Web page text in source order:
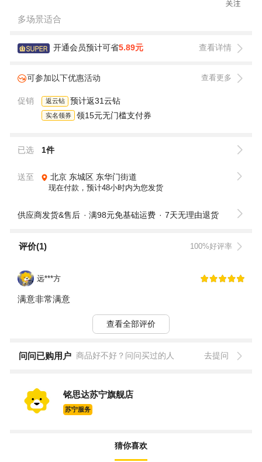
多场景适合
开通会员预计可省5.89元 查看详情
可参加以下优惠活动 查看更多
促销 返云钻 预计返31云钻
实名领券 领15元无门槛支付券
已选 1件
送至 北京 东城区 东华门街道
现在付款，预计48小时内为您发货
供应商发货&售后 满98元免基础运费 7天无理由退货
评价(1) 100%好评率
远***方
满意非常满意
查看全部评价
问问已购用户 商品好不好？问问买过的人 去提问
铭思达苏宁旗舰店
苏宁服务
猜你喜欢